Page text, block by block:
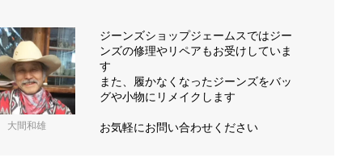
大間和雄
ジーンズショップジェームスではジー
ンズの修理やリペアもお受けしていま
す
また、履かなくなったジーンズをバッ
グや小物にリメイクします
お気軽にお問い合わせください